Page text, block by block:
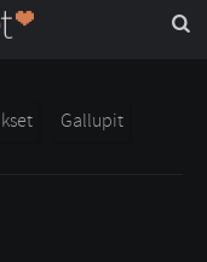
Gallupit